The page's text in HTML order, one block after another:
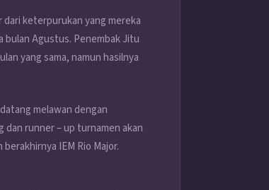
keterpurukan yang mereka
bulan Agustus. Penembak Jitu
yang sama, namun hasilnya
melawan dengan
dan runner – up turnamen akan
IEM Rio Major.